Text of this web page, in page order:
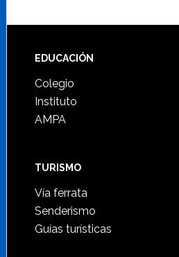
Footer
EDUCACIÓN
Colegio
Instituto
AMPA
TURISMO
Vía ferrata
Senderismo
Guías turísticas